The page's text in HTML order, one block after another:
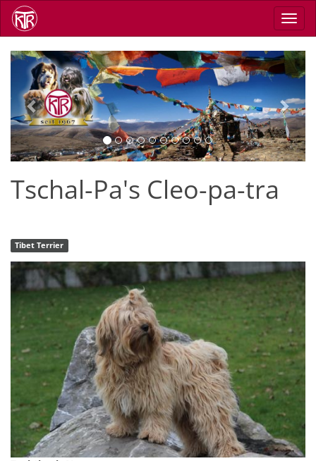
Skip
main
Previous Next
Tschal-Pa's Cleo-pa-tra
Tibet Terrier